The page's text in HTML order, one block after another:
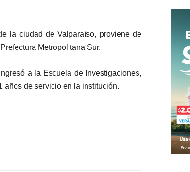
la ciudad de Valparaíso, proviene de
Metropolitana Sur.
a la Escuela de Investigaciones,
años de servicio en la institución.